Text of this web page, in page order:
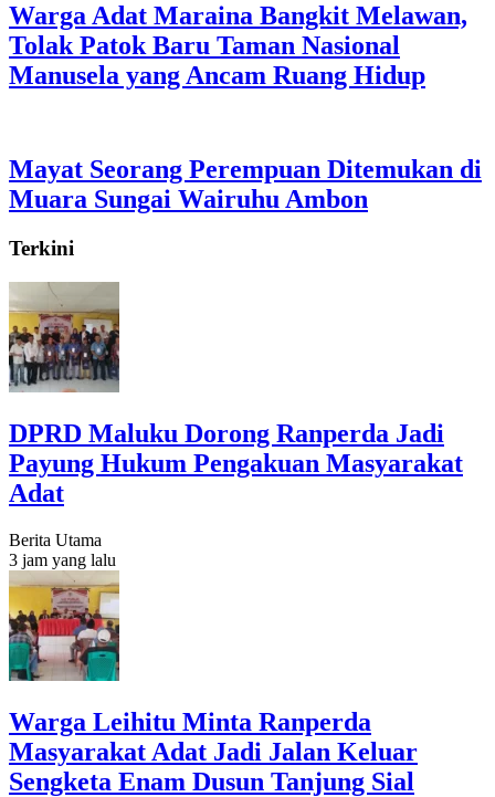
Warga Adat Maraina Bangkit Melawan,
Tolak Patok Baru Taman Nasional
Manusela yang Ancam Ruang Hidup
Mayat Seorang Perempuan Ditemukan di
Muara Sungai Wairuhu Ambon
Terkini
DPRD Maluku Dorong Ranperda Jadi
Payung Hukum Pengakuan Masyarakat
Adat
Berita Utama
3 jam yang lalu
Warga Leihitu Minta Ranperda
Masyarakat Adat Jadi Jalan Keluar
Sengketa Enam Dusun Tanjung Sial